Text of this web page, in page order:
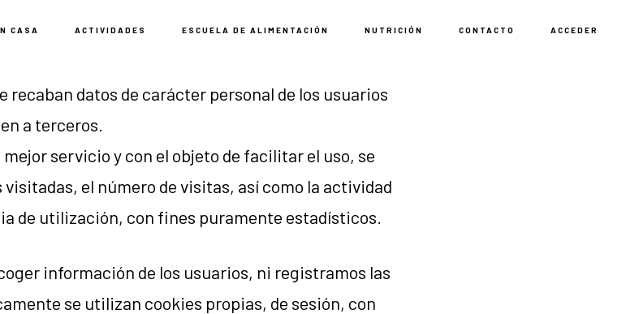
CASA ACTIVIDADES ESCUELA DE ALIMENTACIÓN NUTRICIÓN CONTACTO ACCEDER
recaban datos de carácter personal de los usuarios
a terceros.
servicio y con el objeto de facilitar el uso, se
el número de visitas, así como la actividad
de utilización, con fines puramente estadísticos.
información de los usuarios, ni registramos las
se utilizan cookies propias, de sesión, con